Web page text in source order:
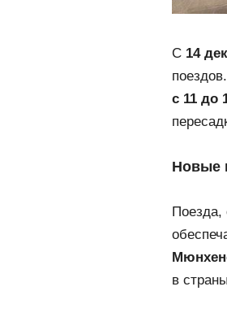
С 14
с 11 до
Новые
Поезда,
в